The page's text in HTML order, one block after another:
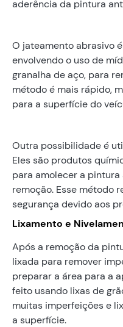
aderência da pintura
O jateamento abrasivo
envolvendo o uso de
granalha de aço, para
método é mais rápido,
para a superfície do
Outra possibilidade é
Eles são produtos
para amolecer a
remoção. Esse método
segurança devido aos
Lixamento e
Após a remoção da
lixada para remover
preparar a área para a
feito usando lixas de
muitas imperfeições e
a superfície.